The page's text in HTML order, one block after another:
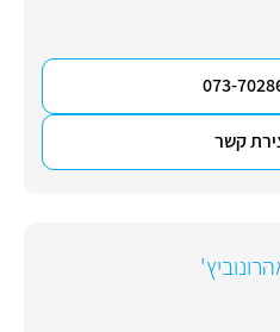
073-
קשר